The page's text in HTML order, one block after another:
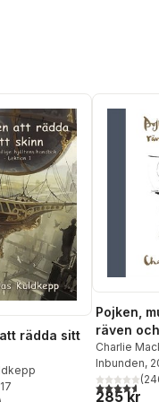
rädda sitt
Pojken,
räven
Charlie
Inbunden,
4,6utav 5(
285 kr